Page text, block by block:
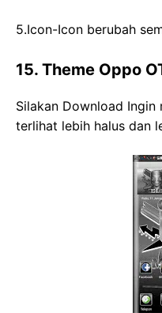
5.Icon-Icon berubah
15. Theme Oppo
Silakan Download
terlihat lebih halus dan